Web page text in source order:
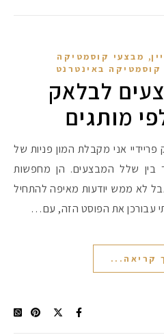
, מבצעי קוסמטיקה
קוסמטיקה באינטרנט
לבלאק
מותגים
בין שלל המבצעים. הן מחפשות
לא ממש יודעות מאיפה להתחיל
עבורכן את הפוסט הזה, עם…
קריאה...